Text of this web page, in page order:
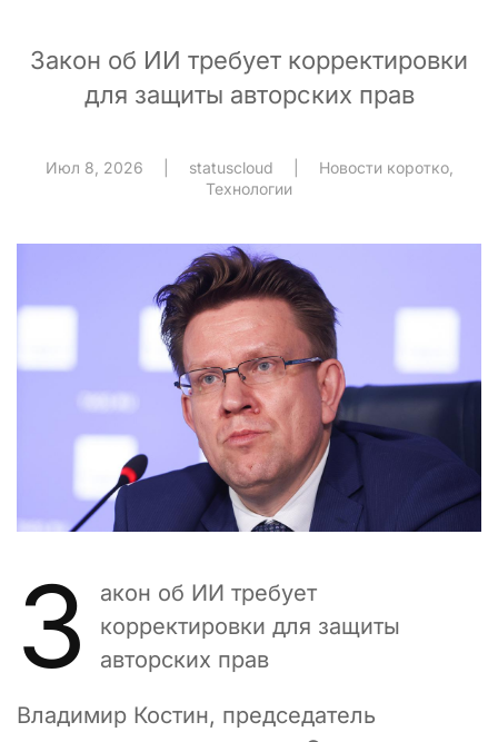
Закон об ИИ требует корректировки
для защиты авторских прав
Июл 8, 2026 statuscloud Новости коротко,
Технологии
З
акон об ИИ требует
корректировки для защиты
авторских прав
Владимир Костин, председатель